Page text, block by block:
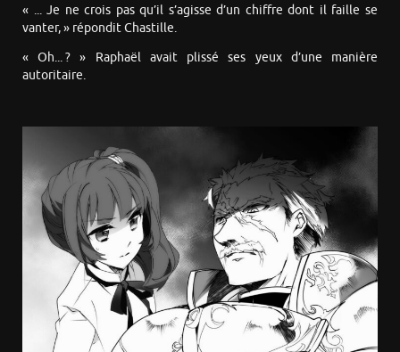
« ... Je ne crois pas qu’il s’agisse d’un chiffre dont il faille se
vanter, » répondit Chastille.
« Oh... ? » Raphaël avait plissé ses yeux d’une manière
autoritaire.